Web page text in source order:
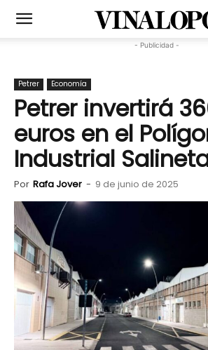
- Publicidad -
Petrer Economía
Petrer invertirá
euros en el
Industrial
Por Rafa Jover - 9 de junio de 2025